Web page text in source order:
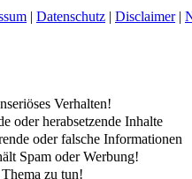
| Datenschutz | Disclaimer|
Verhalten!
oder herabsetzende Inhalte
oder falsche Informationen
Spam oder Werbung!
zu tun!